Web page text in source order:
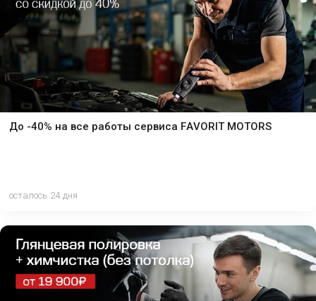
До -40% на все работы сервиса FAVORIT MOTORS
осталось 24 дня